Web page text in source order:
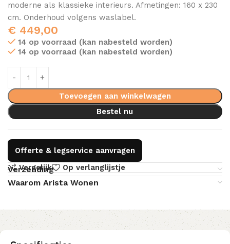
moderne als klassieke interieurs. Afmetingen: 160 x 230
cm. Onderhoud volgens waslabel.
€ 449,00
14 op voorraad (kan nabesteld worden)
14 op voorraad (kan nabesteld worden)
Toevoegen aan winkelwagen
Bestel nu
Offerte & legservice aanvragen
Vergelijk
Op verlanglijstje
Verzending
Waarom Arista Wonen